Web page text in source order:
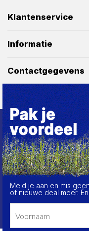
Klantenservice
Informatie
Contactgegevens
Schrijf je in voor
Meld je aan en mis
of nieuwe deal meer.